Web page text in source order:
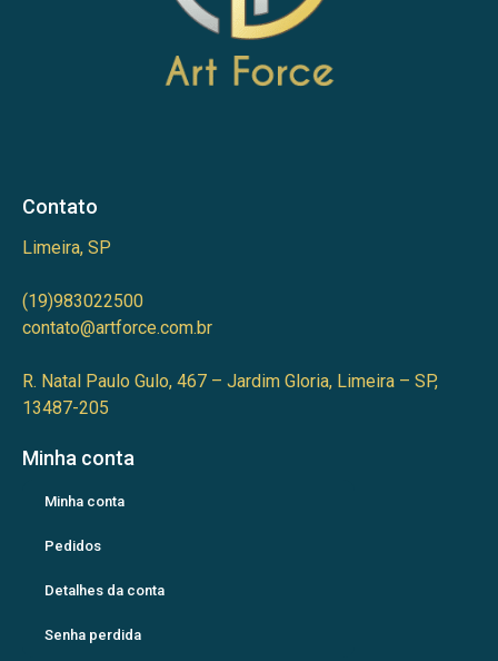
Contato
Limeira, SP
(19)983022500
contato@artforce.com.br
R. Natal Paulo Gulo, 467 – Jardim Gloria, Limeira – SP,
13487-205
Minha conta
Minha conta
Pedidos
Detalhes da conta
Senha perdida